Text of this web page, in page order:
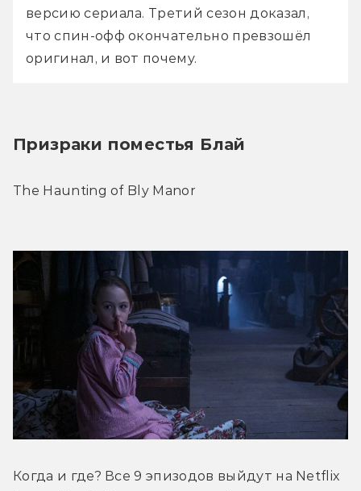
версию сериала. Третий сезон доказал,
что спин-офф окончательно превзошёл
оригинал, и вот почему.
Призраки поместья Блай
The Haunting of Bly Manor
Когда и где? Все 9 эпизодов выйдут на Netflix